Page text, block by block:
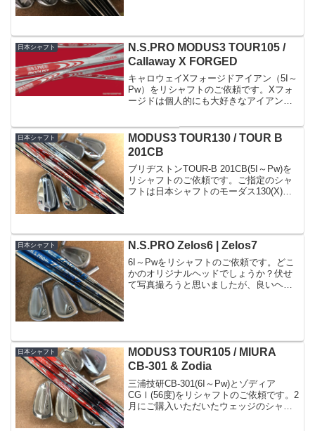
日本シャフト
N.S.PRO MODUS3 TOUR105 /
Callaway X FORGED
キャロウェイXフォージドアイアン（5I～
Pw）をリシャフトのご依頼です。Xフォ
ージドは個人的にも大好きなアイアンで
ないので購入する価値もあると言えるの
ではないでし...
日本シャフト
MODUS3 TOUR130 / TOUR B
201CB
ブリヂストンTOUR-B 201CB(5I～Pw)を
リシャフトのご依頼です。ご指定のシャ
フトは日本シャフトのモーダス130(X)を1
日本シャフト N.S.PRO Zelos6 | Zelos7
6I～Pwをリシャフトのご依頼です。どこ
かのオリジナルヘッドでしょうか？伏せ
て写真撮ろうと思いましたが、良いヘッ
日本シャフト
MODUS3 TOUR105 / MIURA
CB-301 & Zodia
三浦技研CB-301(6I～Pw)とゾディア
CGⅠ(56度)をリシャフトのご依頼です。2
月にご購入いただいたウェッジのシャフ